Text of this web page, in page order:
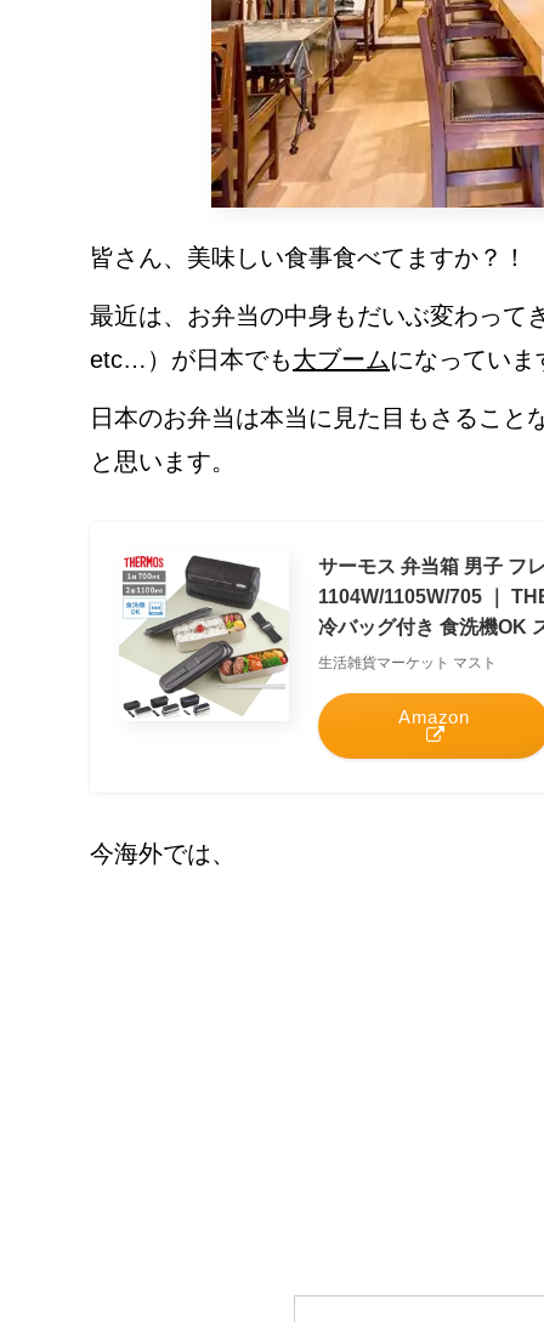
皆さん、美味しい食事食べてますか？！
最近は、お弁当の中身もだいぶ変わって
etc…）が日本でも大ブームになっていま
日本のお弁当は本当に見た目もさるこ
と思います。
サーモス 弁当箱 男子 フ
1104W/1105W/705 ｜
冷バッグ付き 食洗機OK
生活雑貨マーケット マスト
Amazon
今海外では、